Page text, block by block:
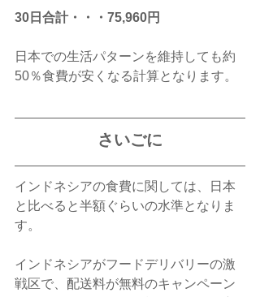
30日合計・・・75,960円
日本での生活パターンを維持しても約
50％食費が安くなる計算となります。
さいごに
インドネシアの食費に関しては、日本
と比べると半額ぐらいの水準となりま
す。
インドネシアがフードデリバリーの激
戦区で、配送料が無料のキャンペーン